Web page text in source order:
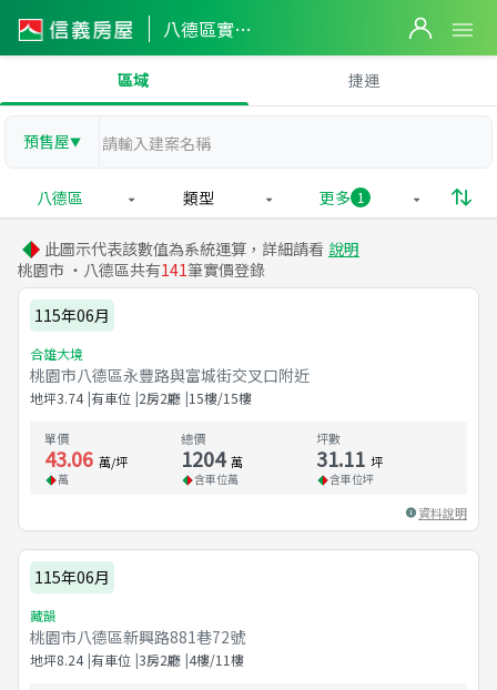
八德區實價登錄
區域 捷運
預售屋▼
八德區 類型 更多 1
此圖示代表該數值為系統運算，詳細請看 說明
桃園市 ・八德區共有141筆實價登錄
115年06月
合雄大境
桃園市八德區永豐路與富城街交叉口附近
地坪3.74 有車位 2房2廳 15樓/15樓
單價
43.06 萬/坪
萬
總價
1204 萬
含車位萬
坪數
31.11 坪
含車位坪
資料說明
115年06月
藏韻
桃園市八德區新興路881巷72號
地坪8.24 有車位 3房2廳 4樓/11樓